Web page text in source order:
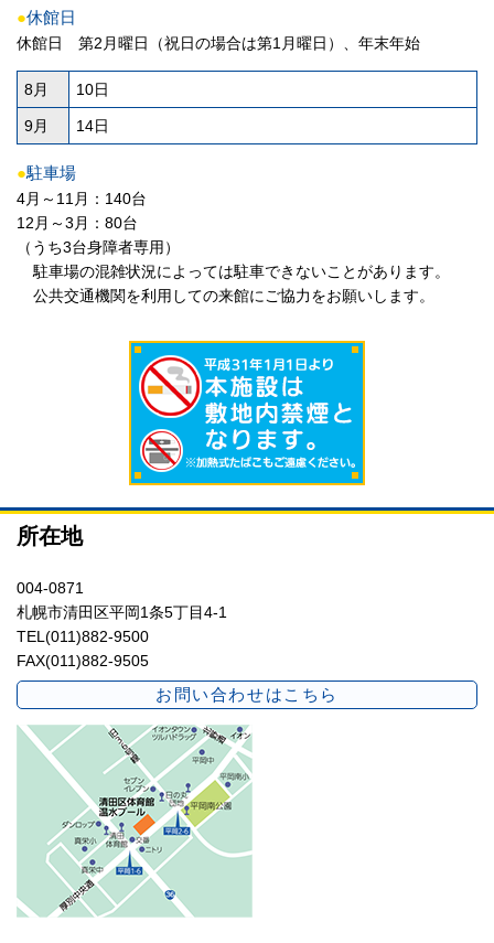
●休館日
休館日 第2月曜日（祝日の場合は第1月曜日）、年末年始
8月 10日
9月 14日
●駐車場
4月～11月：140台
12月～3月：80台
（うち3台身障者専用）
駐車場の混雑状況によっては駐車できないことがあります。
公共交通機関を利用しての来館にご協力をお願いします。
所在地
004-0871
札幌市清田区平岡1条5丁目4-1
TEL(011)882-9500
FAX(011)882-9505
お問い合わせはこちら